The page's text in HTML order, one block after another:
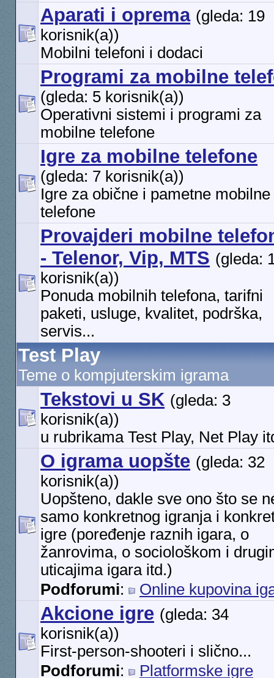
Aparati i oprema (gleda: 19
korisnik(a))
Mobilni telefoni i dodaci
Programi za mobilne
(gleda: 5 korisnik(a))
Operativni sistemi i programi za
mobilne telefone
Igre za mobilne telefone
(gleda: 7 korisnik(a))
Igre za obične i pametne mobilne
telefone
Provajderi mobilne
- Telenor, Vip, MTS (gleda:
korisnik(a))
Ponuda mobilnih telefona, tarifni
paketi, usluge, kvalitet, podrška,
servis...
Test Play
Teme o kompjuterskim igrama
Tekstovi u SK (gleda: 3
korisnik(a))
u rubrikama Test Play, Net Play
O igrama uopšte (gleda: 32
korisnik(a))
Uopšteno, dakle sve ono što se
samo konkretnog igranja i
igre (poređenje raznih igara, o
žanrovima, o sociološkom i
uticajima igara itd.)
Podforumi: Online kupovina
Akcione igre (gleda: 34
korisnik(a))
First-person-shooteri i slično...
Podforumi: Platformske igre